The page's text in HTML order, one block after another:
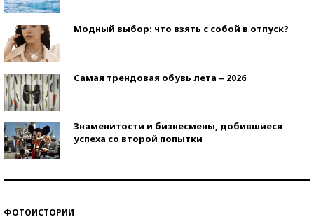
Модный выбор: что взять с собой в отпуск?
Самая трендовая обувь лета – 2026
Знаменитости и бизнесмены, добившиеся
успеха со второй попытки
ФОТОИСТОРИИ